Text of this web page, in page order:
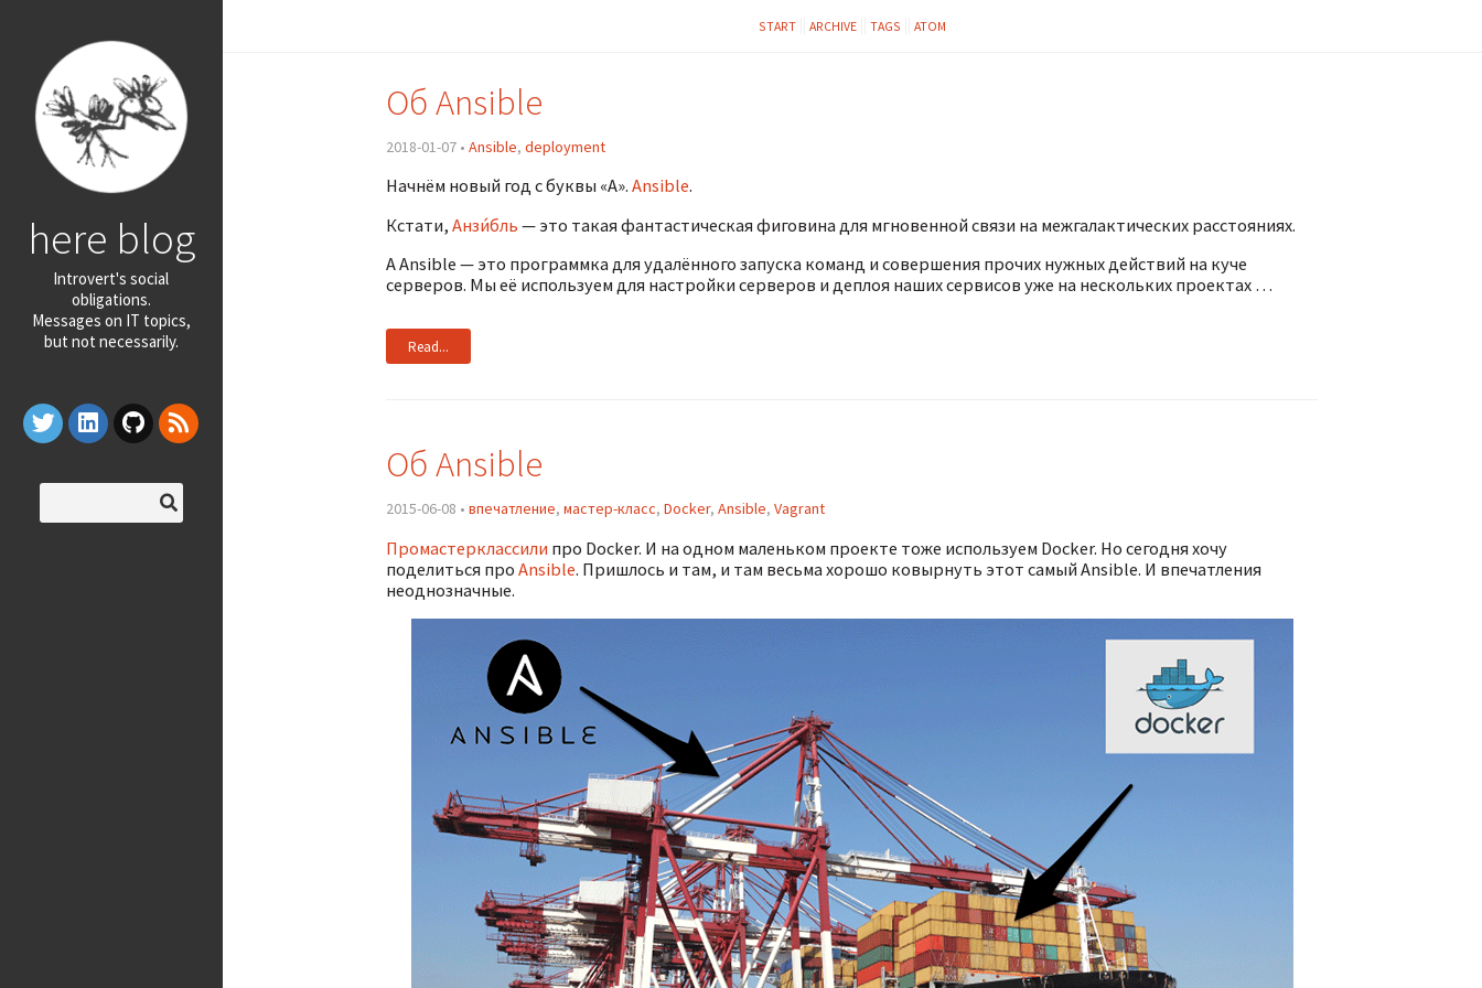
here blog
Introvert's social
obligations.
Messages on IT topics,
but not necessarily.
START ARCHIVE TAGS ATOM
Об Ansible
2018-01-07 •Ansible,deployment
Начнём новый год с буквы «A».Ansible.
Кстати,Анзи́бль — это такая фантастическая фиговина для мгновенной связи на межгалактических расстояниях.
А Ansible — это программка для удалённого запуска команд и совершения прочих нужных действий на куче
серверов. Мы её используем для настройки серверов и деплоя наших сервисов уже на нескольких проектах …
Read...
Об Ansible
2015-06-08 •впечатление,мастер-класс,Docker,Ansible,Vagrant
Промастерклассили про Docker. И на одном маленьком проекте тоже используем Docker. Но сегодня хочу
поделиться проAnsible. Пришлось и там, и там весьма хорошо ковырнуть этот самый Ansible. И впечатления
неоднозначные.